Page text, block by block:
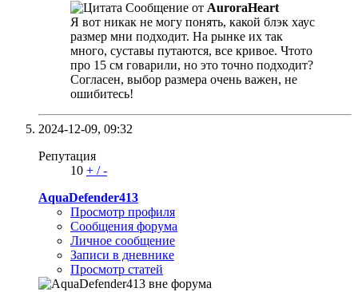
Сообщение от AuroraHeart
Я вот никак не могу понять, какой блэк хаус
размер мни подходит. На рынке их так
много, суставы путаются, все кривое. Чтото
про 15 см говарили, но это точно подходит?
Согласен, выбор размера очень важен, не
ошибитесь!
2024-12-09, 09:32
Репутация
10 + /-
AquaDefender413
Просмотр профиля
Сообщения форума
Личное сообщение
Записи в дневнике
Просмотр статей